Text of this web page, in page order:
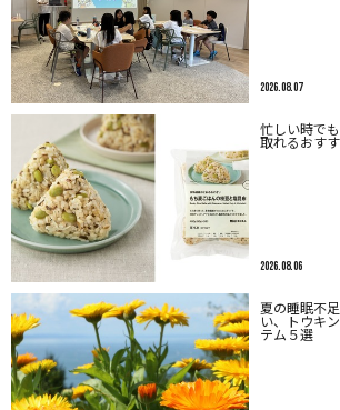
2026.08.07
忙しい時で
取れるおす
2026.08.06
夏の睡眠不
い、トウキ
テム５選